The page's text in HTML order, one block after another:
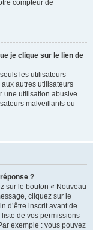
compteur de
je clique sur le lien de
les utilisateurs
autres utilisateurs
une utilisation abusive
malveillants ou
?
sur le bouton « Nouveau
cliquez sur le
d’être inscrit avant de
de vos permissions
exemple : vous pouvez